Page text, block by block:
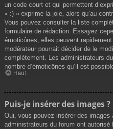
un code court et qui permettent
« :) » exprime la joie, alors qu’au
Vous pouvez consulter la liste
formulaire de rédaction. Essayez
émoticônes, elles peuvent
modérateur pourrait décider de le
complètement. Les administrateurs
nombre d’émoticônes qu’il est
Haut
Puis-je insérer des images ?
Oui, vous pouvez insérer des
administrateurs du forum ont autorisé